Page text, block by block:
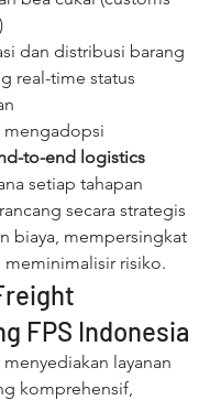
dan distribusi barang
real-time status
mengadopsi
to-end logistics
setiap tahapan
secara strategis
biaya, mempersingkat
risiko.
FPS Indonesia
layanan
komprehensif,